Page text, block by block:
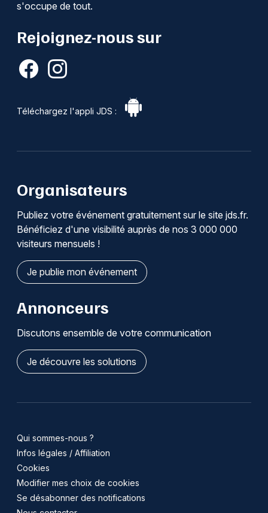
s'occupe de tout.
Rejoignez-nous sur
Téléchargez l'appli JDS :
Organisateurs
Publiez votre événement gratuitement sur le site jds.fr.
Bénéficiez d'une visibilité auprès de nos 3 000 000
visiteurs mensuels !
Je publie mon événement
Annonceurs
Discutons ensemble de votre communication
Je découvre les solutions
Qui sommes-nous ?
Infos légales / Affiliation
Cookies
Modifier mes choix de cookies
Se désabonner des notifications